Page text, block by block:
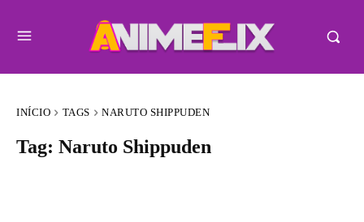
INÍCIO TAGS NARUTO SHIPPUDEN
Tag: Naruto Shippuden